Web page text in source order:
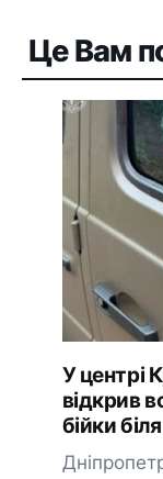
Це Вам
У центрі
відкрив
бійки